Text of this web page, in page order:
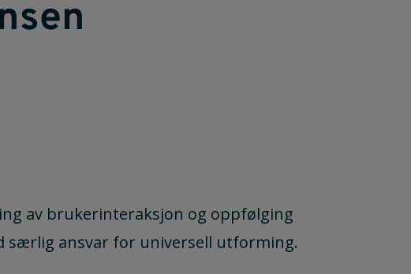
av brukerinteraksjon og oppfølging
særlig ansvar for universell utforming.